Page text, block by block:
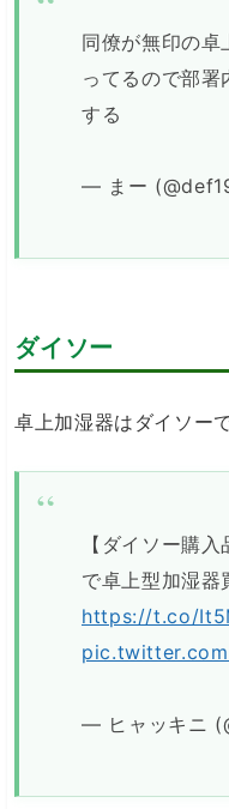
同僚が無印の卓
ってるので部
する
— まー
ダイソー
卓上加湿器はダイソー
【ダイソー購
で卓上型加湿器
https://t.co/
— ヒャッキニ